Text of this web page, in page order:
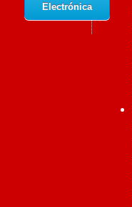
Electrónica